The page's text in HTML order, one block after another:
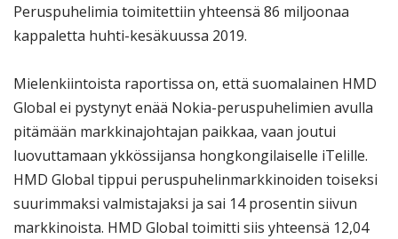
Peruspuhelimia toimitettiin yhteensä 86 miljoonaa
kappaletta huhti-kesäkuussa 2019.
Mielenkiintoista raportissa on, että suomalainen HMD
Global ei pystynyt enää Nokia-peruspuhelimien avulla
pitämään markkinajohtajan paikkaa, vaan joutui
luovuttamaan ykkössijansa hongkongilaiselle iTelille.
HMD Global tippui peruspuhelinmarkkinoiden toiseksi
suurimmaksi valmistajaksi ja sai 14 prosentin siivun
markkinoista. HMD Global toimitti siis yhteensä 12,04